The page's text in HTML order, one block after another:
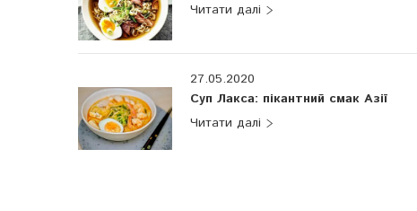
27.05.2020
Суп Лакса: пікантний смак Азії